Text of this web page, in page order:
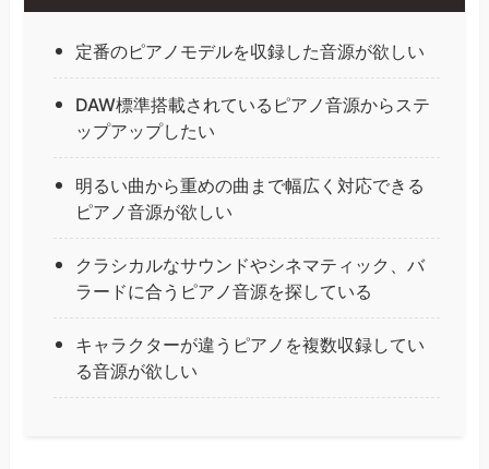
定番のピアノモデルを収録した音源が欲しい
DAW標準搭載されているピアノ音源からステ
ップアップしたい
明るい曲から重めの曲まで幅広く対応できる
ピアノ音源が欲しい
クラシカルなサウンドやシネマティック、バ
ラードに合うピアノ音源を探している
キャラクターが違うピアノを複数収録してい
る音源が欲しい